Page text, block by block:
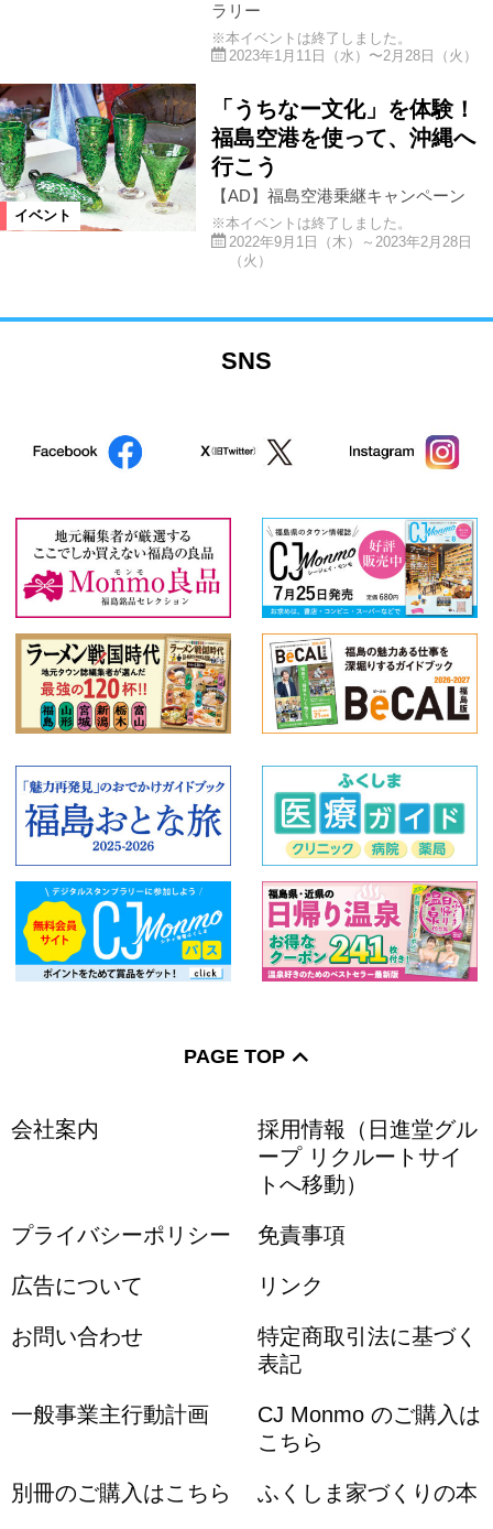
ラリー
※本イベントは終了しました。
2023年1月11日（水）〜2月28日（火）
イベント
「うちなー文化」を体験！
福島空港を使って、沖縄へ
行こう
【AD】福島空港乗継キャンペーン
※本イベントは終了しました。
2022年9月1日（木）～2023年2月28日
（火）
SNS
PAGE TOP
会社案内
採用情報（日進堂グル
ープ リクルートサイ
トへ移動）
プライバシーポリシー 免責事項
広告について リンク
お問い合わせ
特定商取引法に基づく
表記
一般事業主行動計画
CJ Monmo のご購入は
こちら
別冊のご購入はこちら ふくしま家づくりの本